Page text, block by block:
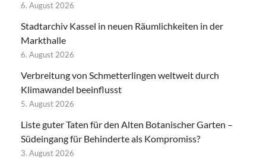
6. August 2026
Stadtarchiv Kassel in neuen Räumlichkeiten in der
Markthalle
6. August 2026
Verbreitung von Schmetterlingen weltweit durch
Klimawandel beeinflusst
5. August 2026
Liste guter Taten für den Alten Botanischer Garten –
Südeingang für Behinderte als Kompromiss?
3. August 2026